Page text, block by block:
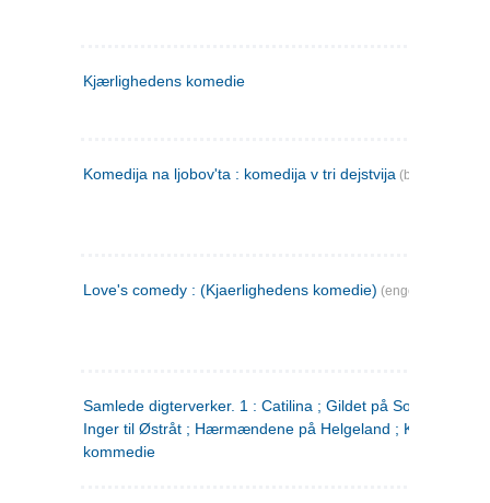
Kjærlighedens komedie
Komedija na ljobov'ta : komedija v tri dejstvija (bulgarsk)
Love's comedy : (Kjaerlighedens komedie) (engelsk)
Samlede digterverker. 1 : Catilina ; Gildet på Solhaug ; Fru
Inger til Østråt ; Hærmændene på Helgeland ;
kommedie